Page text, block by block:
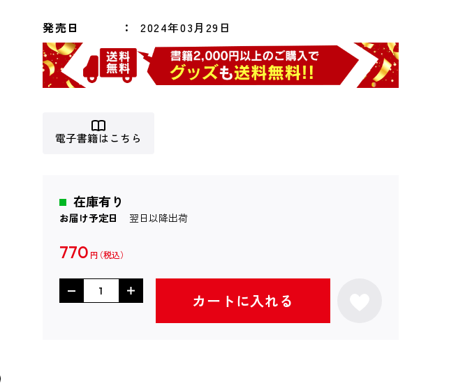
発売日 2024年03月29日
電子書籍はこちら
在庫有り
お届け予定日 翌日以降出荷
770 円
カートに入れる